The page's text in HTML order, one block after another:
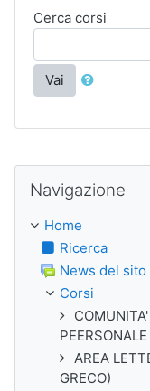
Cerca corsi
Vai
Navigazione
Home
Ricerca
News del sito
Corsi
AREA
GRECO)